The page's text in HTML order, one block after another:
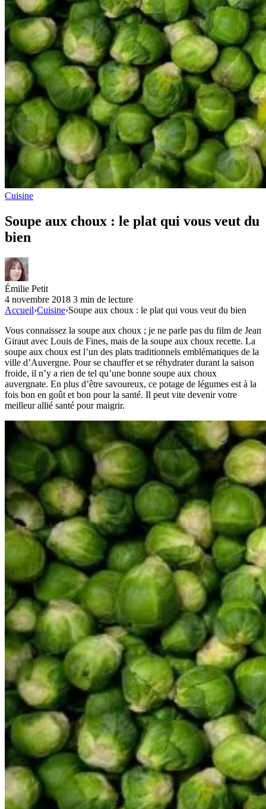
Cuisine
Soupe aux choux : le plat qui vous veut du
bien
Émilie Petit
4 novembre 2018 3 min de lecture
Accueil›Cuisine›Soupe aux choux : le plat qui vous veut du bien
Vous connaissez la soupe aux choux ; je ne parle pas du film de Jean
Giraut avec Louis de Fines, mais de la soupe aux choux recette. La
soupe aux choux est l’un des plats traditionnels emblématiques de la
ville d’Auvergne. Pour se chauffer et se réhydrater durant la saison
froide, il n’y a rien de tel qu’une bonne soupe aux choux
auvergnate. En plus d’être savoureux, ce potage de légumes est à la
fois bon en goût et bon pour la santé. Il peut vite devenir votre
meilleur allié santé pour maigrir.